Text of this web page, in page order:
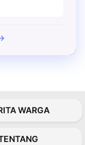
WARGA